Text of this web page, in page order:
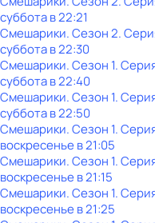
субботав22:21
Смешарики. Сезон 2.
субботав22:30
Смешарики. Сезон 1.
субботав22:40
Смешарики. Сезон 1.
субботав22:50
Смешарики. Сезон 1.
воскресенье в21:05
Смешарики. Сезон 1.
воскресенье в21:15
Смешарики. Сезон 1.
воскресенье в21:25